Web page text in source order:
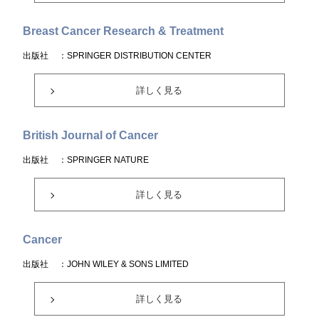
Breast Cancer Research & Treatment
出版社 ：SPRINGER DISTRIBUTION CENTER
詳しく見る
British Journal of Cancer
出版社 ：SPRINGER NATURE
詳しく見る
Cancer
出版社 ：JOHN WILEY & SONS LIMITED
詳しく見る